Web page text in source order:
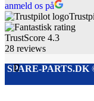
anmeld os på
TrustScore 4.3
28 reviews
SPARE-PARTS.DK